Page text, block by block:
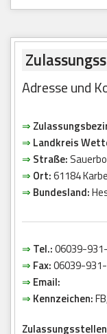
Adresse und
⇒
⇒ Landkreis
⇒ Straße:
⇒ Ort:61184
⇒ Bundesland:
⇒ Tel.:06039-
⇒ Fax:06039-
⇒ Email:
⇒ Kennzeichen: